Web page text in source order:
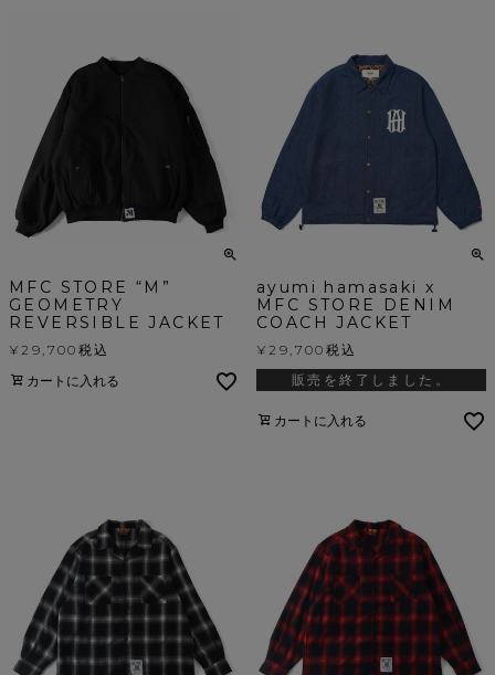
MFC STORE “M”
GEOMETRY
REVERSIBLE JACKET
¥ 29,700 税込
カートに入れる
ayumi hamasaki x
MFC STORE DENIM
COACH JACKET
¥ 29,700 税込
販売を終了しました。
カートに入れる